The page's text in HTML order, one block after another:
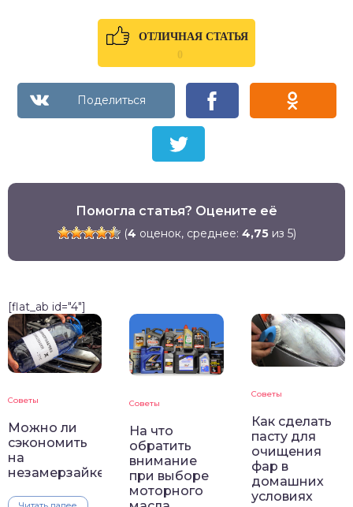
ОТЛИЧНАЯ СТАТЬЯ
0
Помогла статья? Оцените её
(4 оценок, среднее: 4,75из 5)
[flat_ab id="4"]
Советы
Можно ли
сэкономить
на
незамерзайке
Советы
На что
обратить
внимание
при выборе
моторного
Советы
Как сделать
пасту для
очищения
фар в
домашних
условиях